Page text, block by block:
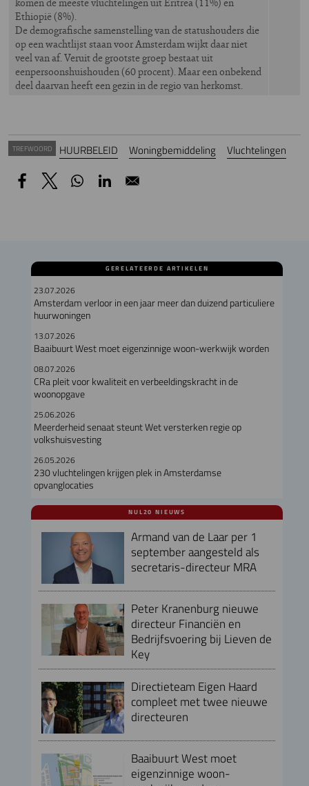
Ethiopië (8%).
De demografische samenstelling van de statushouders die
op een wachtlijst staan voor Amsterdam wijkt daar niet
veel van af. Veruit de grootste groep bestaat uit
eenpersoonshuishouden (60 procent). Maar een onbekend
deel daarvan heeft een gezin in de regio van herkomst.
TREFWOORD HUURBELEID Woningbemiddeling Vluchtelingen
GERELATEERDE ARTIKELEN
23.07.2026
Amsterdam verloor in een jaar meer dan duizend particuliere
huurwoningen
13.07.2026
Baaibuurt West moet eigenzinnige woon-werkwijk worden
08.07.2026
CRa pleit voor kwaliteit en verbeeldingskracht in de
woonopgave
25.06.2026
Meerderheid senaat steunt Wet versterken regie op
volkshuisvesting
26.05.2026
230 vluchtelingen krijgen plek in Amsterdamse
opvanglocaties
NUL20 NIEUWS
Armand van de Laar per 1
september aangesteld als
secretaris-directeur MRA
Peter Kranenburg nieuwe
directeur Financiën en
Bedrijfsvoering bij Lieven de
Key
Directieteam Eigen Haard
compleet met twee nieuwe
directeuren
Baaibuurt West moet
eigenzinnige woon-